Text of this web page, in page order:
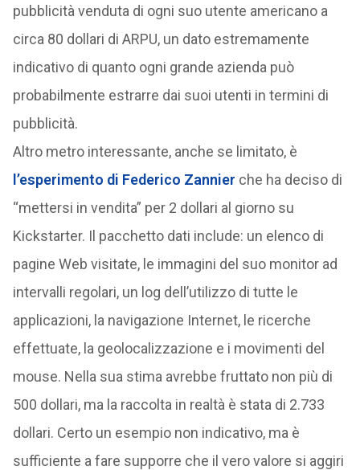
pubblicità venduta di ogni suo utente americano a
circa 80 dollari di ARPU, un dato estremamente
indicativo di quanto ogni grande azienda può
probabilmente estrarre dai suoi utenti in termini di
pubblicità.
Altro metro interessante, anche se limitato, è
l’esperimento di Federico Zannier che ha deciso di
“mettersi in vendita” per 2 dollari al giorno su
Kickstarter. Il pacchetto dati include: un elenco di
pagine Web visitate, le immagini del suo monitor ad
intervalli regolari, un log dell’utilizzo di tutte le
applicazioni, la navigazione Internet, le ricerche
effettuate, la geolocalizzazione e i movimenti del
mouse. Nella sua stima avrebbe fruttato non più di
500 dollari, ma la raccolta in realtà è stata di 2.733
dollari. Certo un esempio non indicativo, ma è
sufficiente a fare supporre che il vero valore si aggiri